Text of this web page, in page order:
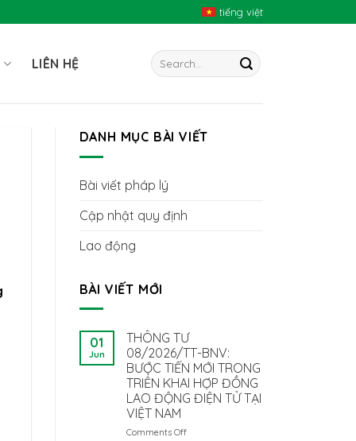
tiếng việt
LIÊN HỆ
DANH MỤC BÀI VIẾT
Bài viết pháp lý
Cập nhật quy định
Lao động
BÀI VIẾT MỚI
01
Jun
THÔNG TƯ
08/2026/TT-BNV:
BƯỚC TIẾN MỚI TRONG
TRIỂN KHAI HỢP ĐỒNG
LAO ĐỘNG ĐIỆN TỬ TẠI
VIỆT NAM
Comments Offon